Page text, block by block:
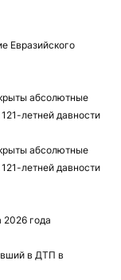
Евразийского
абсолютные
летней давности
абсолютные
летней давности
2026 года
в ДТП в